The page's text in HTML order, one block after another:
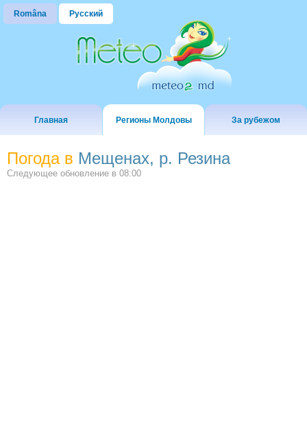
Româna Русский
Главная Регионы Молдовы За рубежом
Погода в Мещенах, р. Резина
Следующее обновление в 08:00